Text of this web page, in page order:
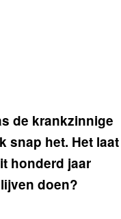
de krankzinnige
snap het. Het laat
honderd jaar
doen?